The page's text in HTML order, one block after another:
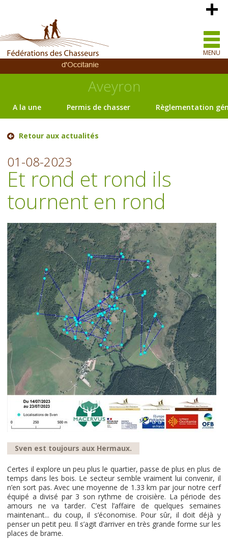
MENU
Aveyron
A la une Permis de chasser Règlementation
Retour aux actualités
01-08-2023
Et rond et rond ils
tournent en rond
Sven est toujours aux Hermaux.
Certes il explore un peu plus le quartier, passe de plus en plus de
temps dans les bois. Le secteur semble vraiment lui convenir, il
n’en sort pas. Avec une moyenne de 1.33 km par jour notre cerf
équipé a divisé par 3 son rythme de croisière. La période des
amours ne va tarder. C’est l’affaire de quelques semaines
maintenant... du coup, il s’économise. Pour sûr, il doit déjà y
penser un petit peu. Il s’agit d’arriver en très grande forme sur les
places de brame.